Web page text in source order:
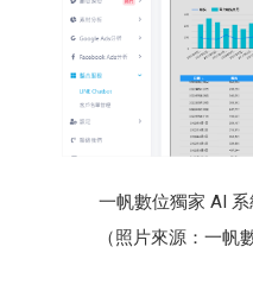
一帆數位獨家 AI
（照片來源：一帆